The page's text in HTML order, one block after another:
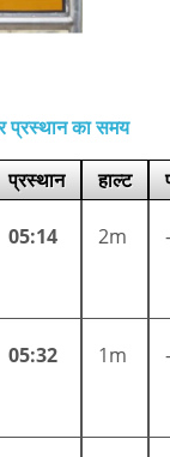
प्रस्थान का समय
प्रस्थान हाल्ट
05:14 2m
05:32 1m